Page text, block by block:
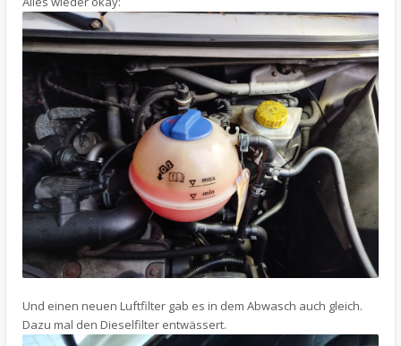
Und einen neuen Luftfilter gab es in dem Abwasch auch gleich.
Dazu mal den Dieselfilter entwässert.